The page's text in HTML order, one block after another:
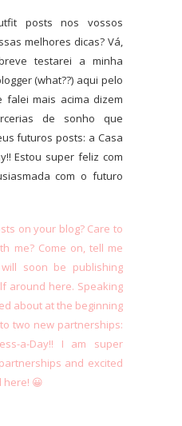
posts nos vossos
melhores dicas? Vá,
testarei a minha
(what??) aqui pelo
falei mais acima dizem
de sonho que
futuros posts: a Casa
Estou super feliz com
com o futuro
on your blog? Care to
me? Come on, tell me
soon be publishing
around here. Speaking
about at the beginning
two new partnerships:
a-Day!! I am super
and excited
😀